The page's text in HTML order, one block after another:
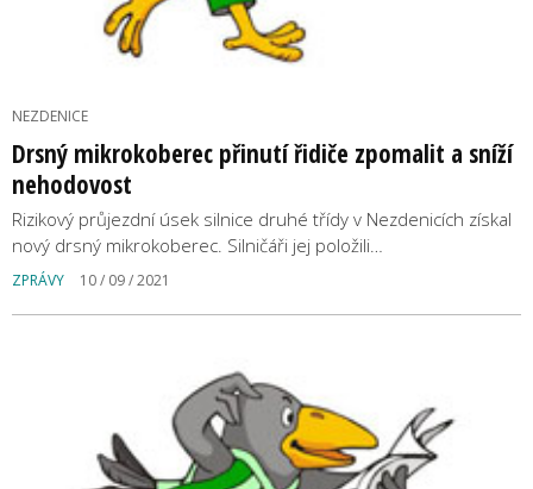
NEZDENICE
Drsný mikrokoberec přinutí řidiče zpomalit a sníží
nehodovost
Rizikový průjezdní úsek silnice druhé třídy v Nezdenicích získal
nový drsný mikrokoberec. Silničáři jej položili…
ZPRÁVY 10 / 09 / 2021